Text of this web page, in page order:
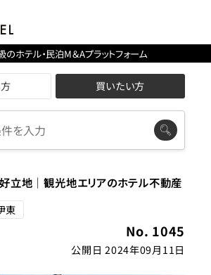
ホテル・民泊M＆Aプラットフォーム
買いたい方
好立地｜観光地エリアのホテル不動産
東
No. 1045
公開日 2024年09月11日